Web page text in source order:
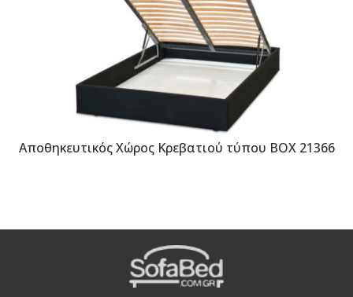
Αποθηκευτικός Χώρος Κρεβατιού τύπου BOX 21366